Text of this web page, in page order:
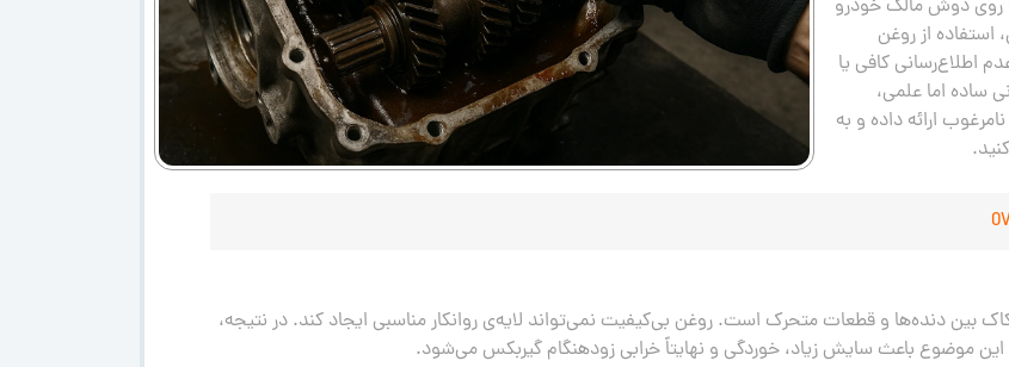
روی دوش مالک خودرو
استفاده از روغن
اطلاع‌رسانی کافی یا
ساده اما علمی،
ارائه داده و به
دنده‌ها و قطعات متحرک است. روغن بی‌کیفیت نمی‌تواند لایه‌ی روانکار مناسبی ایجاد کند. در نتیجه،
موضوع باعث سایش زیاد، خوردگی و نهایتاً خرابی زودهنگام گیربکس می‌شود.